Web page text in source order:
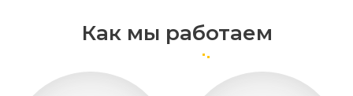
Как мы работаем